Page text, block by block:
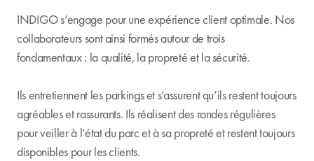
INDIGO s’engage pour une expérience client optimale. Nos
collaborateurs sont ainsi formés autour de trois
fondamentaux : la qualité, la propreté et la sécurité.
Ils entretiennent les parkings et s’assurent qu’ils restent toujours
agréables et rassurants. Ils réalisent des rondes régulières
pour veiller à l’état du parc et à sa propreté et restent toujours
disponibles pour les clients.